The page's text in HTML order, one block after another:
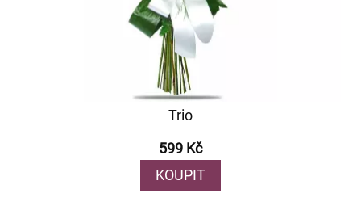
Trio
599 Kč
KOUPIT